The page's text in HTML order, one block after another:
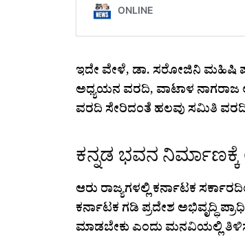
ಇದೇ ವೇಳೆ, ಡಾ. ಸರೋಜಿನಿ ಮಹಿಷಿ
ಅಧ್ಯಯನ ವರದಿ, ವಾಟಾಳ ನಾಗರಾಜ
ವರದಿ ಸೇರಿದಂತೆ ಹಲವು ಸಮಿತಿ
ಕನ್ನಡ ಭವನ
ಆರು ರಾಜ್ಯಗಳಲ್ಲಿ ಕರ್ನಾಟಕ
ಕರ್ನಾಟಕ ಗಡಿ ಪ್ರದೇಶ ಅಭಿವೃದ್ಧಿ
ಮಾಡಬೇಕು ಎಂದು ಮನವಿಯಲ್ಲಿ